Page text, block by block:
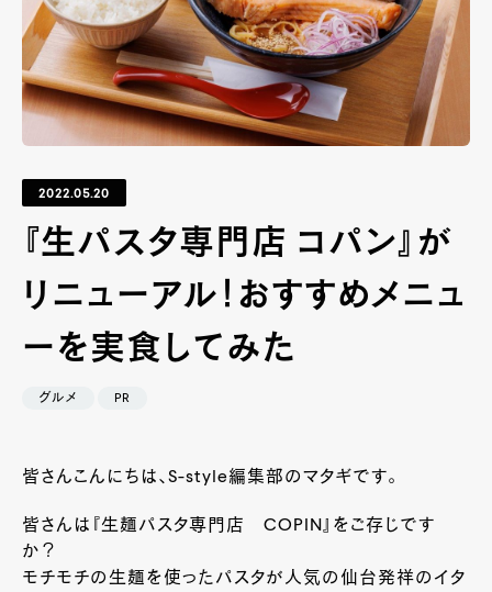
2022.05.20
『生パスタ専門店 コパン』が
リニューアル！おすすめメニュ
ーを実食してみた
グルメ PR
皆さんこんにちは、S-style編集部のマタギです。
皆さんは『生麺パスタ専門店 COPIN』をご存じです
か？
モチモチの生麺を使ったパスタが人気の仙台発祥のイタ